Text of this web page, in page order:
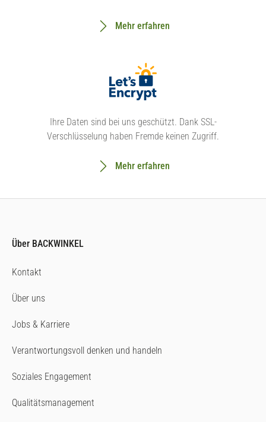
Mehr erfahren
Ihre Daten sind bei uns geschützt. Dank SSL-
Verschlüsselung haben Fremde keinen Zugriff.
Mehr erfahren
Über BACKWINKEL
Kontakt
Über uns
Jobs & Karriere
Verantwortungsvoll denken und handeln
Soziales Engagement
Qualitätsmanagement